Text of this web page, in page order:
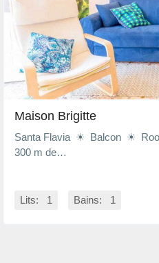
Maison Brigitte
Santa Flavia ☀ Balcon ☀
300 m de…
Lits: 1 Bains: 1